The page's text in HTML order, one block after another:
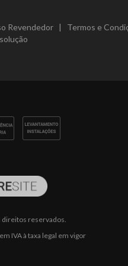
Revendedor | Termos e
reservados.
IVA à taxa legal em vigor